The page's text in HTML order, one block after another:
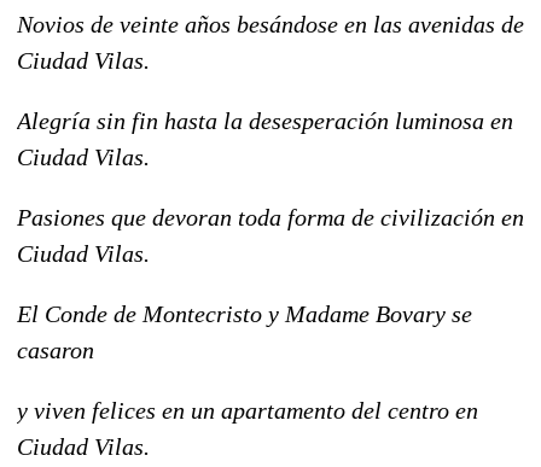
Novios de veinte años besándose en las avenidas de
Ciudad Vilas.
Alegría sin fin hasta la desesperación luminosa en
Ciudad Vilas.
Pasiones que devoran toda forma de civilización en
Ciudad Vilas.
El Conde de Montecristo y Madame Bovary se
casaron
y viven felices en un apartamento del centro en
Ciudad Vilas.